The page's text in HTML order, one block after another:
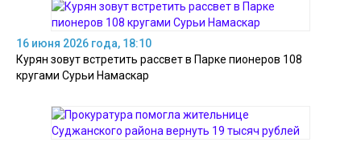
16 июня 2026 года, 18:10
Курян зовут встретить рассвет в Парке пионеров 108
кругами Сурьи Намаскар